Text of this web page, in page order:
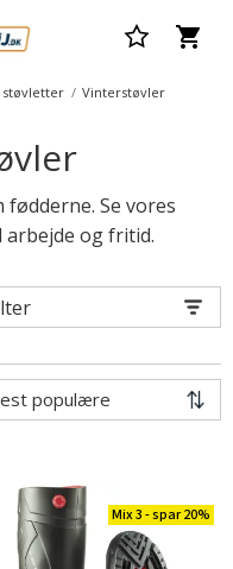
støvletter Vinterstøvler
Se vores
og fritid.
Mix 3 - spar 20%